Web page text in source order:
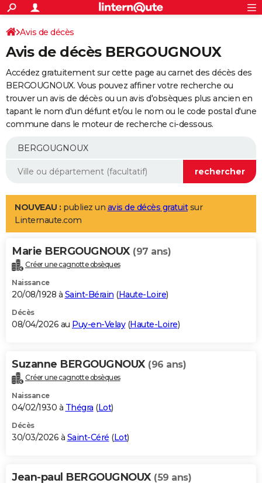
ACTUALITÉS
Politique
Société
Faits Divers
Education
Monde
Villes
+
SPORT
Coupe du monde 2026
Football
Tennis
Cyclisme
Rugby
Forum
Programme TV
TNT
Streaming
Cinéma
Sorties cinéma
Musique
+
FINANCE
Retraite
Epargne
Immobilier
Risques naturels par ville
Assurance
AUTO
Essais
Réserver un essai
Citadines
Berlines
SUV
Forum auto
+
Mobiles
Meilleur smartphone
Internet
Ordinateurs
Jeux vidéo
Guide high-tech
Aménagement intérieur
LIFESTYLE
Art de vivre
Bien-être
Loisirs
Mode
Modes de vie
Alimentation
Guide de la santé
Maladies
Médicaments
Sommeil
VOYAGE
Destinations
City break
Voyage nature
Voyage de noces
Forum
Climat
+PHOTO
GUIDES D'ACHAT
BONS PLANS
Carte de Noël
Carte Bonne année
Carte Saint-Valentin
Carte Pâques
Carte d'anniversaire
DICTIONNAIRE
Dictionnaire
Biographies
Citations
Expressions
Proverbes
PROGRAMME TV
S'inscrire
Se connecter
Lycées
Collèges
Primaires
Universités
Entreprises
Service militaire
Avis de recherche
AVIS DE DÉCÈS
Avis de décès
Avis de décès BERGOUGNOUX
Accédez gratuitement sur cette page au carnet des décès des
BERGOUGNOUX. Vous pouvez affiner votre recherche ou
trouver un avis de décès ou un avis d'obsèques plus ancien en
tapant le nom d'un défunt et/ou le nom ou le code postal d'une
commune dans le moteur de recherche ci-dessous.
NOUVEAU : publiez un avis de décès gratuitsur
Linternaute.com
Marie BERGOUGNOUX (97 ans)
Créer une cagnotte obsèques
Naissance
20/08/1928 à Saint-Bérain (Haute-Loire)
Décès
08/04/2026 au Puy-en-Velay(Haute-Loire)
Suzanne BERGOUGNOUX (96 ans)
Créer une cagnotte obsèques
Naissance
04/02/1930 à Thégra (Lot)
Décès
30/03/2026 à Saint-Céré (Lot)
Jean-paul BERGOUGNOUX (59 ans)